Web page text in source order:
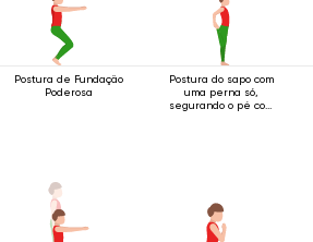
Postura de Fundação
Poderosa
Postura do sapo com
uma perna só,
segurando o pé com